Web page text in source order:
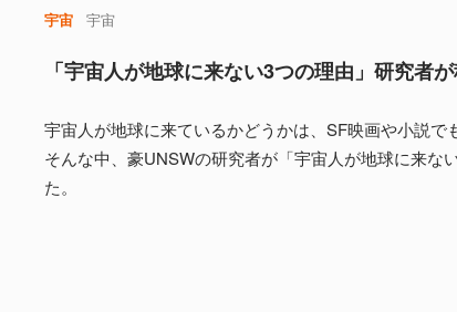
宇宙 宇宙
「宇宙人が地球に来ない3つの理由」研究者
宇宙人が地球に来ているかどうかは、SF映画や小説で
そんな中、豪UNSWの研究者が「宇宙人が地球に来な
た。